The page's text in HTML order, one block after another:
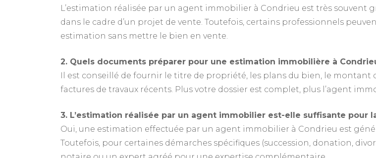
L’estimation réalisée par un agent immobilier à Condrieu est très souvent
dans le cadre d’un projet de vente. Toutefois, certains professionnels
estimation sans mettre le bien en vente.
2. Quels documents préparer pour une estimation immobilière à
Il est conseillé de fournir le titre de propriété, les plans du bien, le montant
factures de travaux récents. Plus votre dossier est complet, plus l’agent
3. L’estimation réalisée par un agent immobilier est-elle suffisante pour
Oui, une estimation effectuée par un agent immobilier à Condrieu est
Toutefois, pour certaines démarches spécifiques (succession, donation,